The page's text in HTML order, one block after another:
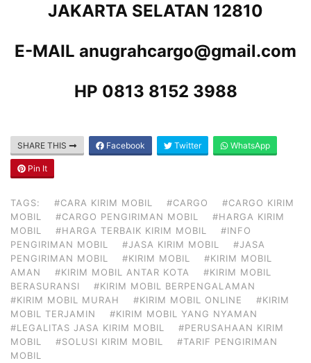
JAKARTA SELATAN 12810
E-MAIL anugrahcargo@gmail.com
HP 0813 8152 3988
SHARE THIS Facebook Twitter WhatsApp
Pin It
TAGS: #CARA KIRIM MOBIL #CARGO
#CARGO KIRIM
MOBIL
#CARGO PENGIRIMAN MOBIL
#HARGA KIRIM
MOBIL
#HARGA TERBAIK KIRIM MOBIL
#INFO
PENGIRIMAN MOBIL
#JASA KIRIM MOBIL
#JASA
PENGIRIMAN MOBIL
#KIRIM MOBIL
#KIRIM MOBIL
AMAN
#KIRIM MOBIL ANTAR KOTA
#KIRIM MOBIL
BERASURANSI
#KIRIM MOBIL BERPENGALAMAN
#KIRIM MOBIL MURAH
#KIRIM MOBIL ONLINE
#KIRIM
MOBIL TERJAMIN
#KIRIM MOBIL YANG NYAMAN
#LEGALITAS JASA KIRIM MOBIL
#PERUSAHAAN KIRIM
MOBIL
#SOLUSI KIRIM MOBIL
#TARIF PENGIRIMAN
MOBIL